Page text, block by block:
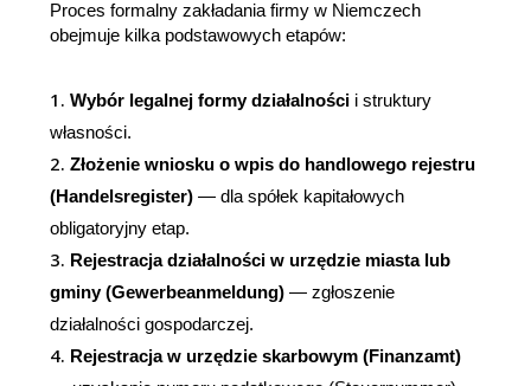
Proces formalny zakładania firmy w Niemczech
obejmuje kilka podstawowych etapów:
Wybór legalnej formy działalności i struktury
własności.
Złożenie wniosku o wpis do handlowego rejestru
(Handelsregister) — dla spółek kapitałowych
obligatoryjny etap.
Rejestracja działalności w urzędzie miasta lub
gminy (Gewerbeanmeldung) — zgłoszenie
działalności gospodarczej.
Rejestracja w urzędzie skarbowym (Finanzamt)